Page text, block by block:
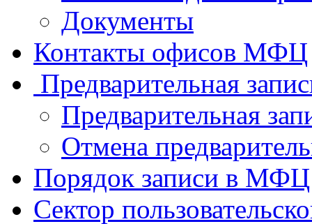
Документы
Контакты офисов МФЦ
Предварительная
Предварительная
Отмена
Порядок записи в МФЦ
Сектор